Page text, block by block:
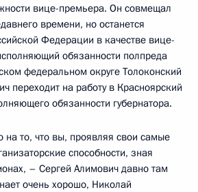
вице-премьера. Он совмещал
времени, но останется
Федерации в качестве вице-
обязанности полпреда
федеральном округе Толоконский
переходит на работу в Красноярский
обязанности губернатора.
на то, что вы, проявляя свои самые
способности, зная
– Сергей Алимович давно там
очень хорошо, Николай